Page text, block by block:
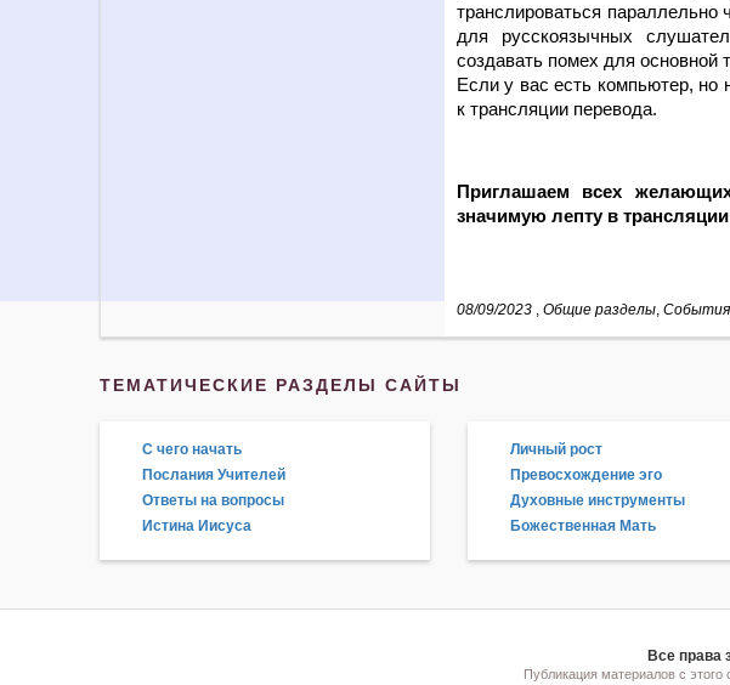
транслироваться параллельно
для русскоязычных
создавать помех для основной
Если у вас есть компьютер, но
к трансляции перевода.
Приглашаем всех
значимую лепту в
08/09/2023 , Общие разделы, События
ТЕМАТИЧЕСКИЕ РАЗДЕЛЫ САЙТЫ
С чего начать
Послания Учителей
Ответы на вопросы
Истина Иисуса
Личный рост
Превосхождение эго
Духовные инструменты
Божественная Мать
Все права
Публикация материалов с этого